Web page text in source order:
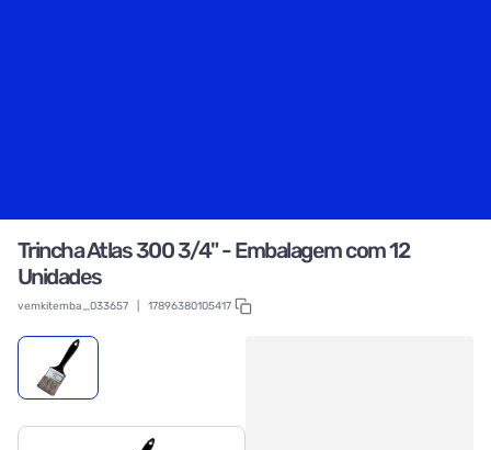
Trincha Atlas 300 3/4" - Embalagem com 12
Unidades
vemkitemba_033657 17896380105417